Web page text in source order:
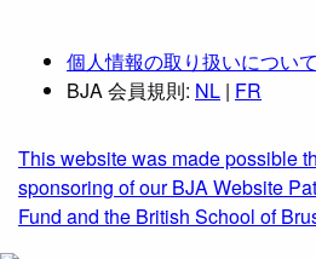
個人情報の取り扱いについて
BJA 会員規則: NL | FR
This website was made possible
sponsoring of our BJA Website
Fund and the British School of